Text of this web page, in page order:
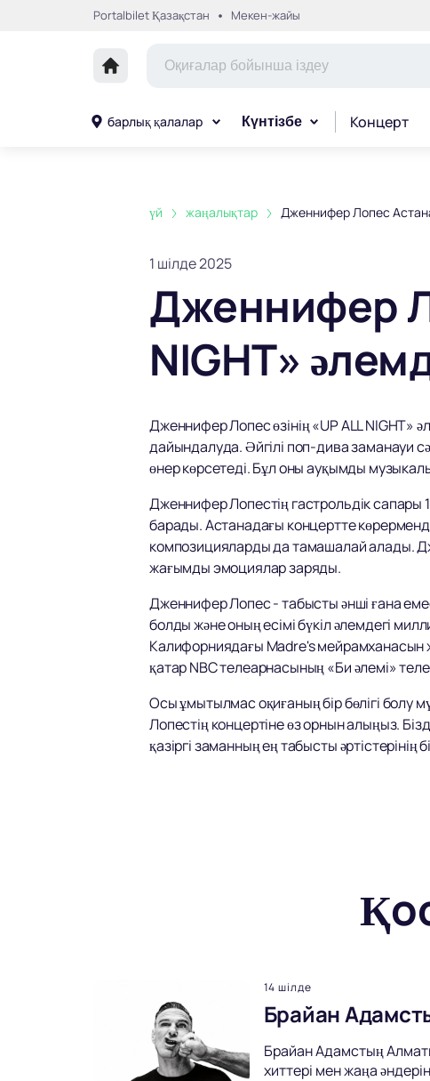
Portalbilet Қазақстан Мекен-жайы
барлық қалалар Күнтізбе Концерт
үй жаңалықтар Дженнифер Лопес
1 шілде 2025
Дженнифер
NIGHT»
Дженнифер Лопес өзінің «UP ALL NIGHT»
дайындалуда. Әйгілі поп-дива заманауи
өнер көрсетеді. Бұл оны ауқымды
Дженнифер Лопестің гастрольдік сапары
барады. Астанадағы концертте
композицияларды да тамашалай алады.
жағымды эмоциялар заряды.
Дженнифер Лопес - табысты әнші ғана
болды және оның есімі бүкіл әлемдегі
Калифорниядағы Madre's мейрамханасын
қатар NBC телеарнасының «Би әлемі»
Осы ұмытылмас оқиғаның бір бөлігі болу
Лопестің концертіне өз орнын алыңыз.
қазіргі заманның ең табысты әртістерінің
14 шілде
Брайан
Брайан Адамстың
хиттері мен жаңа